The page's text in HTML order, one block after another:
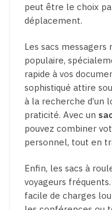
peut être le choix
déplacement.
Les sacs
populaire,
rapide à vos
sophistiqué attire
à la recherche d’un
praticité. Avec un
pouvez combiner
personnel, tout en
Enfin, les sacs à
voyageurs
facile de charges